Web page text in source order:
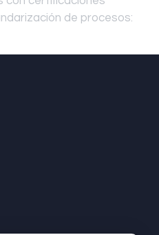
de procesos: